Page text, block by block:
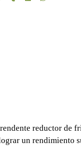
reductor de
un rendimiento